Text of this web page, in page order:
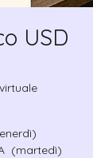
USD
(martedì)